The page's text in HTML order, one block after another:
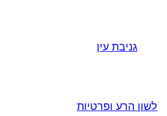
גניבת עין
לשון הרע ופרטיות